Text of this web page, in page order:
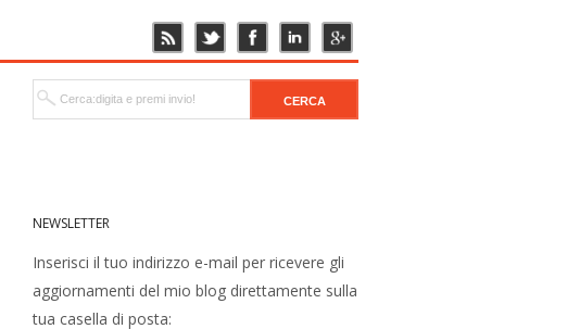
NEWSLETTER
Inserisci il tuo indirizzo e-mail per ricevere gli
aggiornamenti del mio blog direttamente sulla
tua casella di posta: